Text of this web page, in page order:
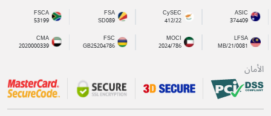
ASIC
374409
CySEC
412/22
FSA
SD089
FSCA
53199
LFSA
MB/21/0081
MOCI
2024/786
FSC
GB25204786
CMA
2020000339
الأمان